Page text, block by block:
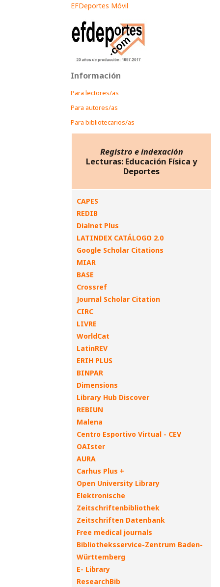
EFDeportes Móvil
Información
Para lectores/as
Para autores/as
Para bibliotecarios/as
Registro e indexación
Lecturas: Educación Física y
Deportes
CAPES
REDIB
Dialnet Plus
LATINDEX CATÁLOGO 2.0
Google Scholar Citations
MIAR
BASE
Crossref
Journal Scholar Citation
CIRC
LIVRE
WorldCat
LatinREV
ERIH PLUS
BINPAR
Dimensions
Library Hub Discover
REBIUN
Malena
Centro Esportivo Virtual - CEV
OAIster
AURA
Carhus Plus +
Open University Library
Elektronische
Zeitschriftenbibliothek
Zeitschriften Datenbank
Free medical journals
Bibliotheksservice-Zentrum Baden-
Württemberg
E- Library
ResearchBib